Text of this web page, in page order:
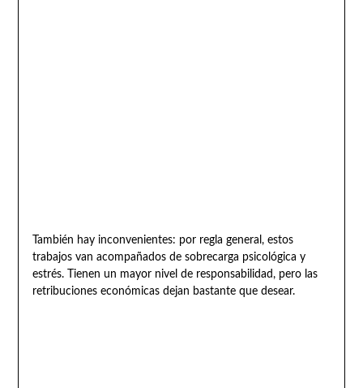
También hay inconvenientes: por regla general, estos
trabajos van acompañados de sobrecarga psicológica y
estrés. Tienen un mayor nivel de responsabilidad, pero las
retribuciones económicas dejan bastante que desear.